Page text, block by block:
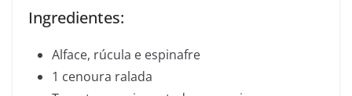
Ingredientes:
Alface, rúcula e espinafre
1 cenoura ralada